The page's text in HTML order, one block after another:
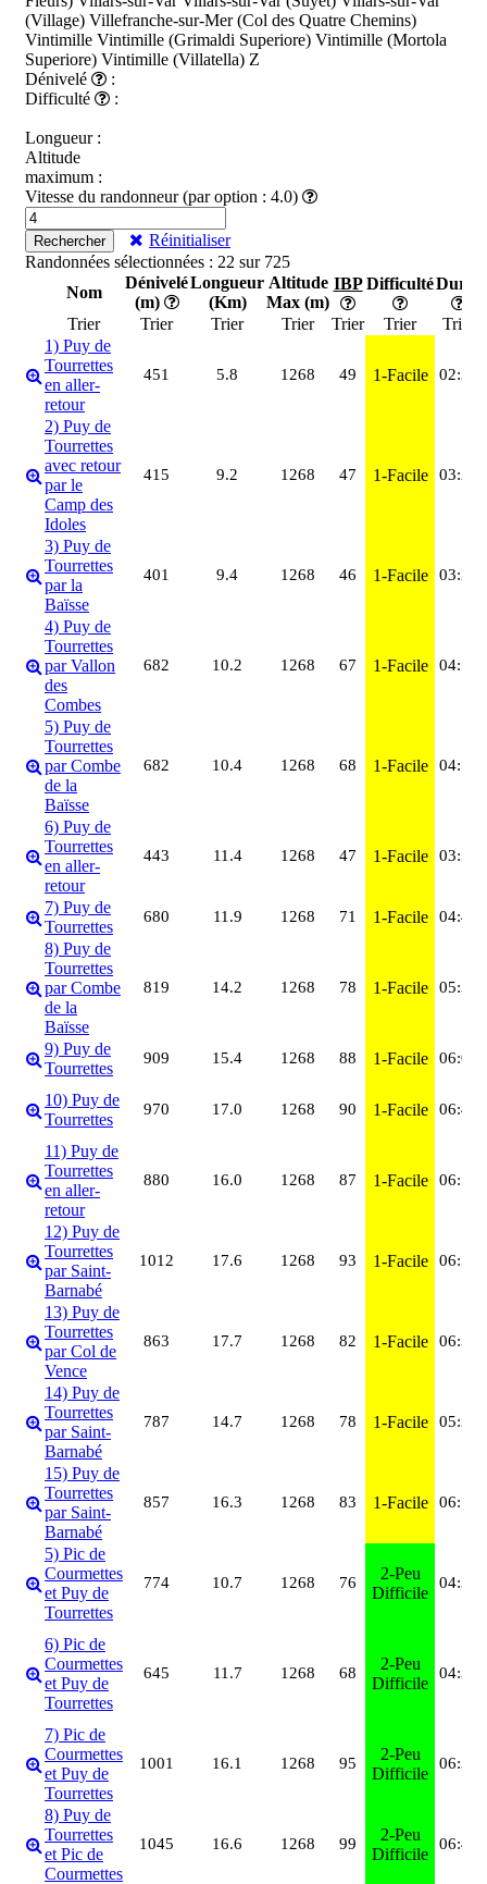
(Village) Villefranche-sur-Mer (Col des Quatre Chemins)
Vintimille Vintimille (Grimaldi Superiore) Vintimille (Mortola
Superiore) Vintimille (Villatella) Z
Dénivelé
:
Difficulté
:
Longueur :
Altitude
maximum :
Vitesse du randonneur (par option : 4.0)
Rechercher
Réinitialiser
Randonnées sélectionnées : 22 sur 725
Nom
Dénivelé
(m)
Longueur
(Km)
Altitude
Max (m)
IBP DifficultéDurée
Trier Trier Trier Trier Trier Trier
Trier
1) Puy de
Tourrettes
en aller-
retour
451 5.8 1268 49 1-Facile 02:35
2) Puy de
Tourrettes
avec retour
par le
Camp des
Idoles
415 9.2 1268 47 1-Facile 03:20
3) Puy de
Tourrettes
par la
Baïsse
401 9.4 1268 46 1-Facile 03:21
4) Puy de
Tourrettes
par Vallon
des
Combes
682 10.2 1268 67 1-Facile 04:15
5) Puy de
Tourrettes
par Combe
de la
Baïsse
682 10.4 1268 68 1-Facile 04:18
6) Puy de
Tourrettes
en aller-
retour
443 11.4 1268 47 1-Facile 03:57
7) Puy de
Tourrettes
680 11.9 1268 71 1-Facile 04:41
8) Puy de
Tourrettes
par Combe
de la
Baïsse
819 14.2 1268 78 1-Facile 05:36
9) Puy de
Tourrettes
909 15.4 1268 88 1-Facile 06:07
10) Puy de
Tourrettes
970 17.0 1268 90 1-Facile 06:41
11) Puy de
Tourrettes
en aller-
retour
880 16.0 1268 87 1-Facile 06:12
12) Puy de
Tourrettes
par Saint-
Barnabé
1012 17.6 1268 93 1-Facile 06:56
13) Puy de
Tourrettes
par Col de
Vence
863 17.7 1268 82 1-Facile 06:35
14) Puy de
Tourrettes
par Saint-
Barnabé
787 14.7 1268 78 1-Facile 05:39
15) Puy de
Tourrettes
par Saint-
Barnabé
857 16.3 1268 83 1-Facile 06:13
5) Pic de
Courmettes
et Puy de
Tourrettes
774 10.7 1268 76
2-Peu
Difficile
04:37
6) Pic de
Courmettes
et Puy de
Tourrettes
645 11.7 1268 68
2-Peu
Difficile
04:32
7) Pic de
Courmettes
et Puy de
Tourrettes
1001 16.1 1268 95
2-Peu
Difficile
06:32
8) Puy de
Tourrettes
et Pic de
Courmettes
1045 16.6 1268 99
2-Peu
Difficile
06:46